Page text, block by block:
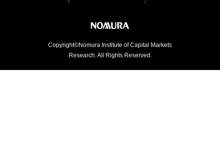
Copyright©Nomura Institute of Capital Markets
Research. All Rights Reserved.